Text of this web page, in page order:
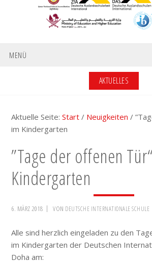
MENÜ
AKTUELLES
Aktuelle Seite:Start / Neuigkeiten /
im Kindergarten
”Tage der offenen
Kindergarten
6. MÄRZ 2018 VON DEUTSCHE INTERNATIONALE SCHULE
Alle sind herzlich eingeladen zu den
im Kindergarten der Deutschen
Doha am: